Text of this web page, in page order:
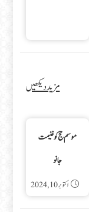
مزید دیکھیں
موسم حج کو غنیمت
جانو
اکتوبر 10, 2024